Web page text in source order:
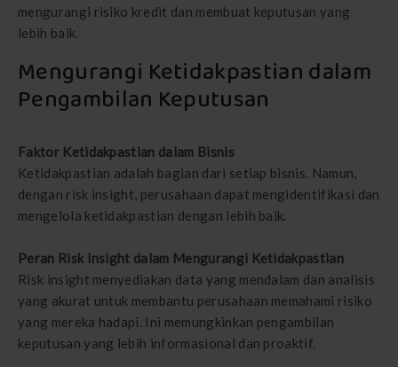
mengurangi risiko kredit dan membuat keputusan yang
lebih baik.
Mengurangi Ketidakpastian dalam
Pengambilan Keputusan
Faktor Ketidakpastian dalam Bisnis
Ketidakpastian adalah bagian dari setiap bisnis. Namun,
dengan risk insight, perusahaan dapat mengidentifikasi dan
mengelola ketidakpastian dengan lebih baik.
Peran Risk Insight dalam Mengurangi Ketidakpastian
Risk insight menyediakan data yang mendalam dan analisis
yang akurat untuk membantu perusahaan memahami risiko
yang mereka hadapi. Ini memungkinkan pengambilan
keputusan yang lebih informasional dan proaktif.